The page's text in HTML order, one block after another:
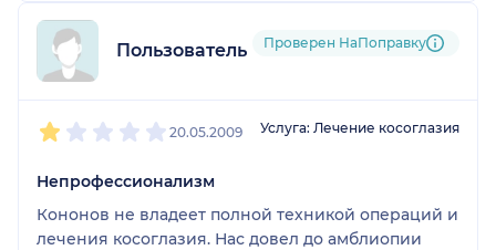
нужно.
Пользователь форумаПроверен НаПоправку
20.05.2009 Услуга: Лечение косоглазия
Непрофессионализм
Кононов не владеет полной техникой операций и
лечения косоглазия. Нас довел до амблиопии